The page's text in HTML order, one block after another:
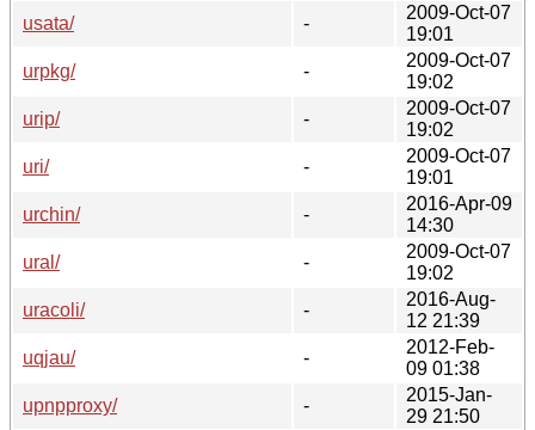
usata/
-
2009-Oct-07
19:01
urpkg/
-
2009-Oct-07
19:02
urip/
-
2009-Oct-07
19:02
uri/
-
2009-Oct-07
19:01
urchin/
-
2016-Apr-09
14:30
ural/
-
2009-Oct-07
19:02
uracoli/
-
2016-Aug-
12 21:39
uqjau/
-
2012-Feb-
09 01:38
upnpproxy/
-
2015-Jan-
29 21:50